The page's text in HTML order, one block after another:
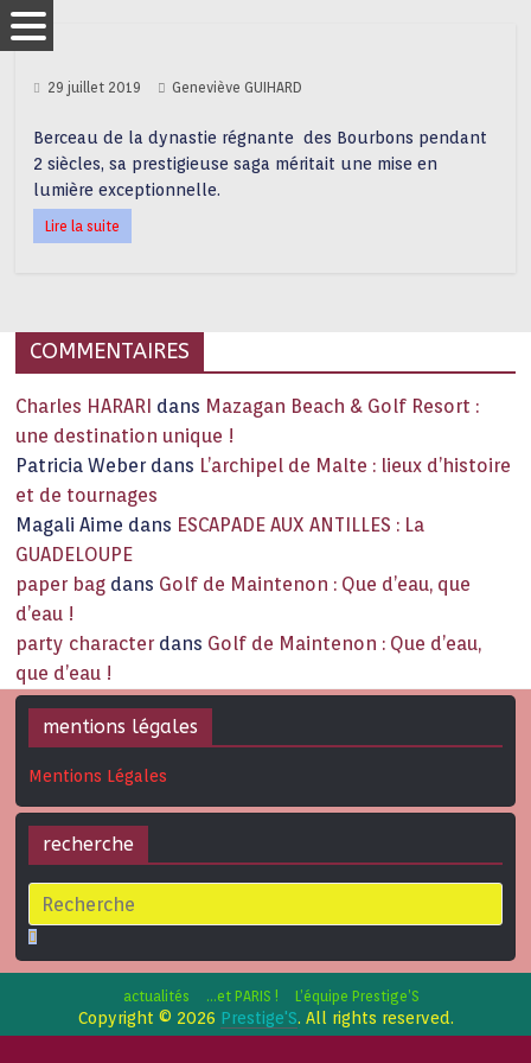
29 juillet 2019 Geneviève GUIHARD
Berceau de la dynastie régnante des Bourbons pendant
2 siècles, sa prestigieuse saga méritait une mise en
lumière exceptionnelle.
Lire la suite
COMMENTAIRES
Charles HARARI dans Mazagan Beach & Golf Resort :
une destination unique !
Patricia Weber dans L’archipel de Malte : lieux d’histoire
et de tournages
Magali Aime dans ESCAPADE AUX ANTILLES : La
GUADELOUPE
paper bag dans Golf de Maintenon : Que d’eau, que
d’eau !
party character dans Golf de Maintenon : Que d’eau,
que d’eau !
mentions légales
Mentions Légales
recherche
actualités …et PARIS ! L’équipe Prestige’S
Copyright © 2026 Prestige'S. All rights reserved.